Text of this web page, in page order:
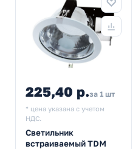
225,40 р.за 1 шт
* цена указана с учетом
НДС.
Светильник
встраиваемый TDM